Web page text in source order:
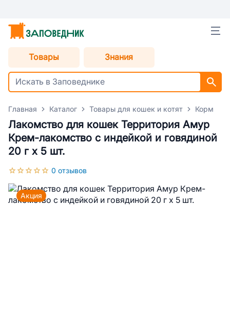
Товары Знания
Главная Каталог Товары для кошек и котят Корм
Лакомство для кошек Территория Амур
Крем-лакомство с индейкой и говядиной
20 г х 5 шт.
0 отзывов
Акция